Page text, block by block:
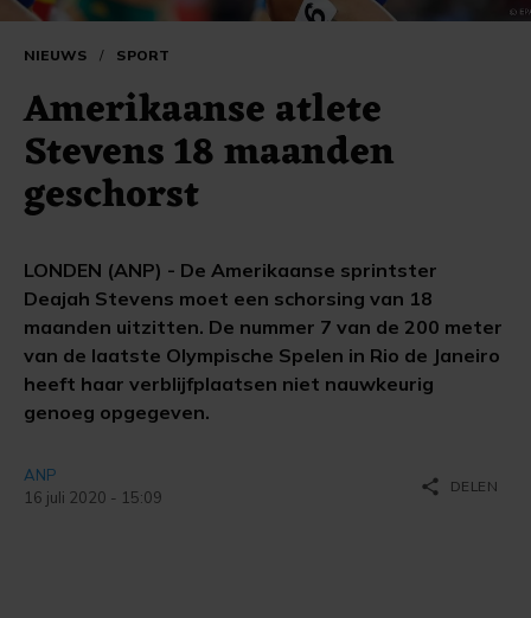
NIEUWS / SPORT
Amerikaanse atlete
Stevens 18 maanden
geschorst
LONDEN (ANP) - De Amerikaanse sprintster
Deajah Stevens moet een schorsing van 18
maanden uitzitten. De nummer 7 van de 200 meter
van de laatste Olympische Spelen in Rio de Janeiro
heeft haar verblijfplaatsen niet nauwkeurig
genoeg opgegeven.
ANP
16 juli 2020 - 15:09
share DELEN